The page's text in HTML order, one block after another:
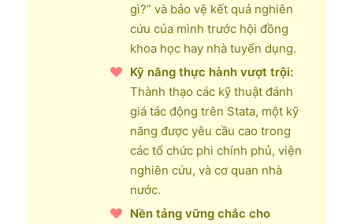
gì?” và bảo vệ kết quả nghiên
cứu của mình trước hội đồng
khoa học hay nhà tuyển dụng.
Kỹ năng thực hành vượt trội:
Thành thạo các kỹ thuật đánh
giá tác động trên Stata, một kỹ
năng được yêu cầu cao trong
các tổ chức phi chính phủ, viện
nghiên cứu, và cơ quan nhà
nước.
Nền tảng vững chắc cho